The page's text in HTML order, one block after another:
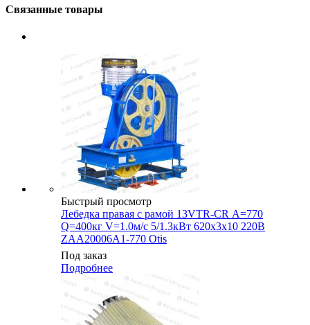
Связанные товары
Быстрый просмотр
Лебедка правая с рамой 13VTR-CR А=770
Q=400кг V=1.0м/с 5/1.3кВт 620х3х10 220В
ZAA20006A1-770 Otis
Под заказ
Подробнее